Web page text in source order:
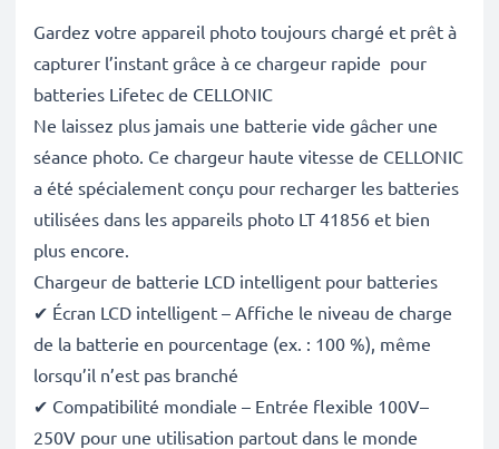
Gardez votre appareil photo toujours chargé et prêt à
capturer l’instant grâce à ce chargeur rapide pour
batteries Lifetec de CELLONIC
Ne laissez plus jamais une batterie vide gâcher une
séance photo. Ce chargeur haute vitesse de CELLONIC
a été spécialement conçu pour recharger les batteries
utilisées dans les appareils photo LT 41856 et bien
plus encore.
Chargeur de batterie LCD intelligent pour batteries
✔ Écran LCD intelligent – Affiche le niveau de charge
de la batterie en pourcentage (ex. : 100 %), même
lorsqu’il n’est pas branché
✔ Compatibilité mondiale – Entrée flexible 100V–
250V pour une utilisation partout dans le monde